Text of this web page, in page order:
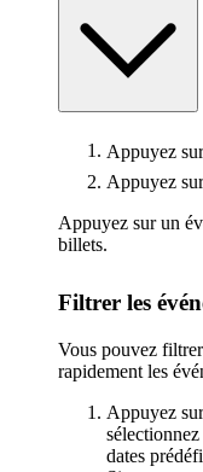
Appuyez
Appuyez
Appuyez sur un
billets.
Filtrer les
Vous pouvez
rapidement les
Appuyez
dates